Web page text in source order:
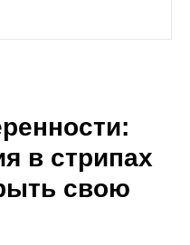
в стрипах
свою